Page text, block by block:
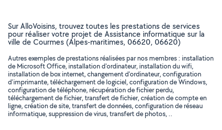
Sur AlloVoisins, trouvez toutes les prestations de services
pour réaliser votre projet de Assistance informatique sur la
ville de Courmes (Alpes-maritimes, 06620, 06620)
Autres exemples de prestations réalisées par nos membres : installation
de Microsoft Office, installation d'ordinateur, installation du wifi,
installation de box internet, changement d'ordinateur, configuration
d'imprimante, téléchargement de logiciel, configuration de Windows,
configuration de téléphone, récupération de fichier perdu,
téléchargement de fichier, transfert de fichier, création de compte en
ligne, création de site, transfert de données, configuration de réseau
informatique, suppression de virus, transfert de photos, ..